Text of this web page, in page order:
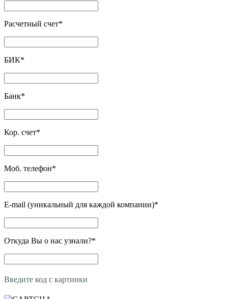
Расчетный счет*
БИК*
Банк*
Кор. счет*
Моб. телефон*
E-mail (уникальный для каждой компании)*
Откуда Вы о нас узнали?*
Введите код с картинки